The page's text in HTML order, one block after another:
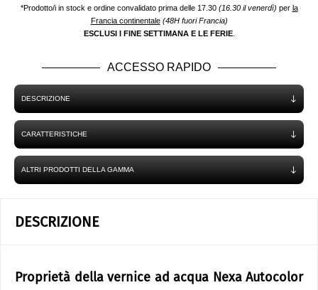
*Prodotto/i in stock e ordine convalidato prima delle 17.30 (16.30 il venerdì) per la
Francia continentale (48H fuori Francia)
ESCLUSI I FINE SETTIMANA E LE FERIE.
ACCESSO RAPIDO
DESCRIZIONE
CARATTERISTICHE
ALTRI PRODOTTI DELLA GAMMA
DESCRIZIONE
Proprietà della vernice ad acqua Nexa Autocolor